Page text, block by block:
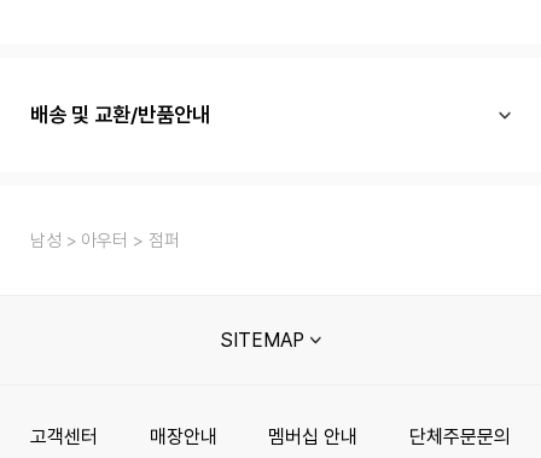
배송 및 교환/반품안내
남성 아우터 점퍼
SITEMAP
고객센터 매장안내 멤버십 안내 단체주문문의